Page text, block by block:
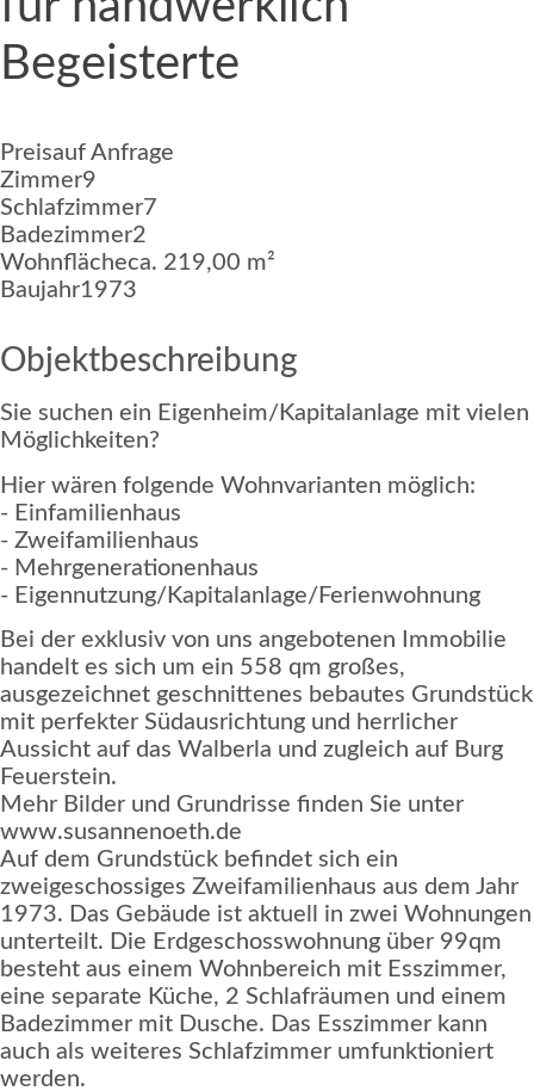
Begeisterte
Preisauf Anfrage
Zimmer9
Schlafzimmer7
Badezimmer2
Wohnflächeca. 219,00 m²
Baujahr1973
Objektbeschreibung
Sie suchen ein Eigenheim/Kapitalanlage mit vielen
Möglichkeiten?
Hier wären folgende Wohnvarianten möglich:
- Einfamilienhaus
- Zweifamilienhaus
- Mehrgenerationenhaus
- Eigennutzung/Kapitalanlage/Ferienwohnung
Bei der exklusiv von uns angebotenen Immobilie
handelt es sich um ein 558 qm großes,
ausgezeichnet geschnittenes bebautes Grundstück
mit perfekter Südausrichtung und herrlicher
Aussicht auf das Walberla und zugleich auf Burg
Feuerstein.
Mehr Bilder und Grundrisse finden Sie unter
www.susannenoeth.de
Auf dem Grundstück befindet sich ein
zweigeschossiges Zweifamilienhaus aus dem Jahr
1973. Das Gebäude ist aktuell in zwei Wohnungen
unterteilt. Die Erdgeschosswohnung über 99qm
besteht aus einem Wohnbereich mit Esszimmer,
eine separate Küche, 2 Schlafräumen und einem
Badezimmer mit Dusche. Das Esszimmer kann
auch als weiteres Schlafzimmer umfunktioniert
werden.